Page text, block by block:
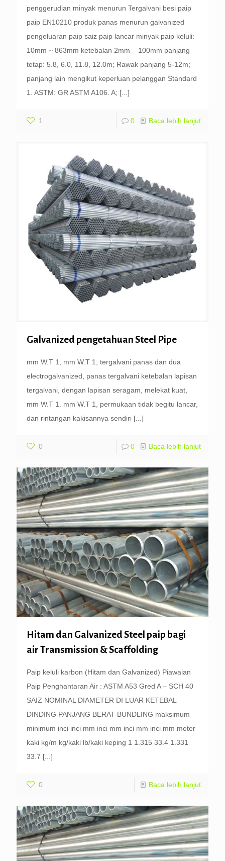
penggerudian minyak menurun Tergalvani besi paip
paip EN10210 produk panas menurun galvanized
pengeluaran paip saiz paip lancar minyak paip keluli:
10mm ~ 863mm ketebalan 2mm – 100mm panjang
tetap: 5.8, 6.0, 11.8, 12.0m; Rawak panjang 5-12m;
panjang lain mengikut keperluan pelanggan Standard
1. ASTM: GR ASTM A106. A; [...]
1 0 Baca lebih lanjut
Galvanized pengetahuan Steel Pipe
mm W.T 1, mm W.T 1, tergalvani panas dan dua
electrogalvanized, panas tergalvani ketebalan lapisan
tergalvani, dengan lapisan seragam, melekat kuat,
mm W.T 1. mm W.T 1, permukaan tidak begitu lancar,
dan rintangan kakisannya sendiri [...]
0 0 Baca lebih lanjut
Hitam dan Galvanized Steel paip bagi
air Transmission & Scaffolding
Paip keluli karbon (Hitam dan Galvanized) Piawaian
Paip Penghantaran Air : ASTM A53 Gred A – SCH 40
SAIZ NOMINAL DIAMETER DI LUAR KETEBAL
DINDING PANJANG BERAT BUNDLING maksimum
minimum inci inci mm inci mm inci mm inci mm meter
kaki kg/m kg/kaki lb/kaki keping 1 1.315 33.4 1.331
33.7 [...]
0 Baca lebih lanjut